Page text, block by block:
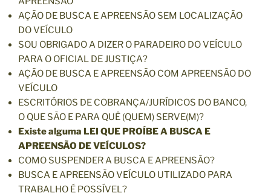
AÇÃO DE BUSCA E APREENSÃO SEM LOCALIZAÇÃO
DO VEÍCULO
SOU OBRIGADO A DIZER O PARADEIRO DO VEÍCULO
PARA O OFICIAL DE JUSTIÇA?
AÇÃO DE BUSCA E APREENSÃO COM APREENSÃO DO
VEÍCULO
ESCRITÓRIOS DE COBRANÇA/JURÍDICOS DO BANCO,
O QUE SÃO E PARA QUÊ (QUEM) SERVE(M)?
Existe alguma LEI QUE PROÍBE A BUSCA E
APREENSÃO DE VEÍCULOS?
COMO SUSPENDER A BUSCA E APREENSÃO?
BUSCA E APREENSÃO VEÍCULO UTILIZADO PARA
TRABALHO É POSSÍVEL?